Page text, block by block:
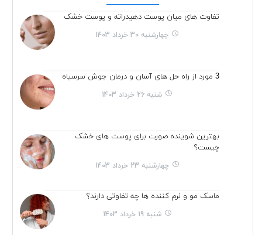
تفاوت های میان پوست دهیدراته و پوست خشک
چهارشنبه 30 خرداد 1403
3 مورد از راه حل های آسان و درمان جوش سرسیاه
شنبه 26 خرداد 1403
بهترین شوینده صورت برای پوست های خشک
چیست؟
چهارشنبه 23 خرداد 1403
ماسک مو و نرم کننده ها چه تفاوتی دارند؟
شنبه 19 خرداد 1403